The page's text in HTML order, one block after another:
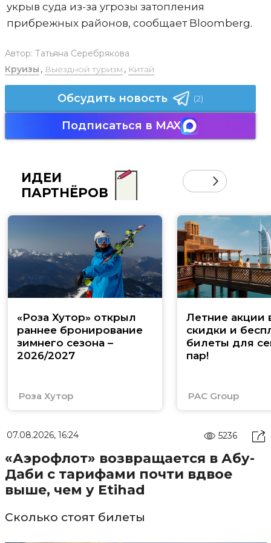
укрыв суда из-за угрозы затопления
прибрежных районов, сообщает Bloomberg.
Автор: Татьяна Серебрякова
Круизы , Выездной туризм , Китай
Обсудить новость (2)
Подписаться в MAX
ИДЕИ
ПАРТНЁРОВ
«Роза Хутор» открыл
раннее бронирование
зимнего сезона –
2026/2027
Роза Хутор
Летние акции
скидки и
билеты для
пар!
PAC Group
07.08.2026, 16:24 5236
«Аэрофлот» возвращается в Абу-
Даби с тарифами почти вдвое
выше, чем у Etihad
Сколько стоят билеты